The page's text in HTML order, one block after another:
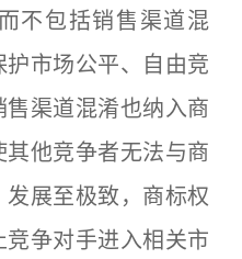
不包括销售渠道混
市场公平、自由竞
渠道混淆也纳入商
他竞争者无法与商
展至极致，商标权
争对手进入相关市